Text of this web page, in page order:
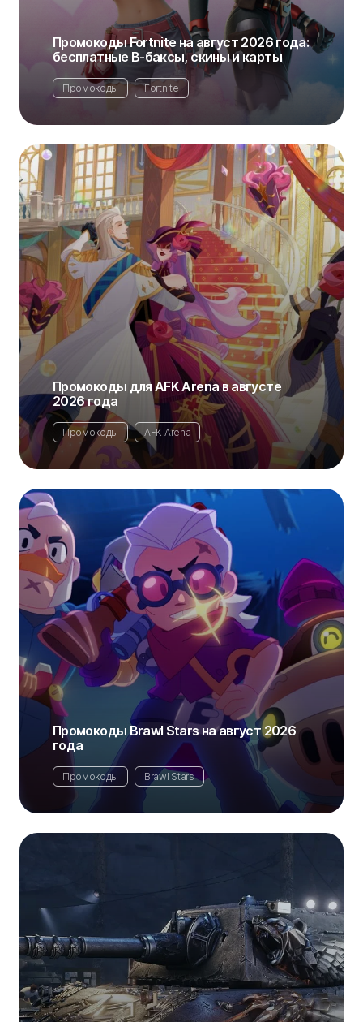
Промокоды Fortnite на август 2026 года:
бесплатные В-баксы, скины и карты
Промокоды Fortnite
Промокоды для AFK Arena в августе
2026 года
Промокоды AFK Arena
Промокоды Brawl Stars на август 2026
года
Промокоды Brawl Stars